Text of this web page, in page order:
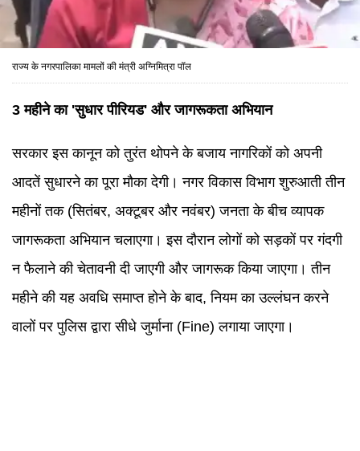
राज्य के नगरपालिका मामलों की मंत्री अग्निमित्रा पॉल
3 महीने का 'सुधार पीरियड' और जागरूकता अभियान
सरकार इस कानून को तुरंत थोपने के बजाय नागरिकों को अपनी
आदतें सुधारने का पूरा मौका देगी। नगर विकास विभाग शुरुआती तीन
महीनों तक (सितंबर, अक्टूबर और नवंबर) जनता के बीच व्यापक
जागरूकता अभियान चलाएगा। इस दौरान लोगों को सड़कों पर गंदगी
न फैलाने की चेतावनी दी जाएगी और जागरूक किया जाएगा। तीन
महीने की यह अवधि समाप्त होने के बाद, नियम का उल्लंघन करने
वालों पर पुलिस द्वारा सीधे जुर्माना (Fine) लगाया जाएगा।